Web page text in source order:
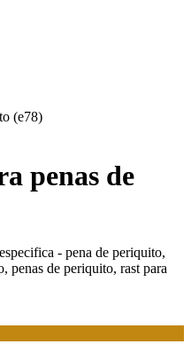
(e78)
penas de
- pena de periquito,
penas de periquito, rast para